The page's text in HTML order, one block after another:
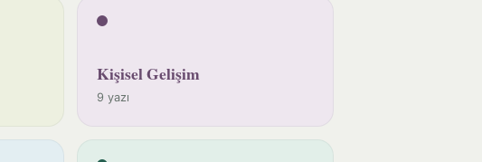
Kişisel Gelişim
9 yazı